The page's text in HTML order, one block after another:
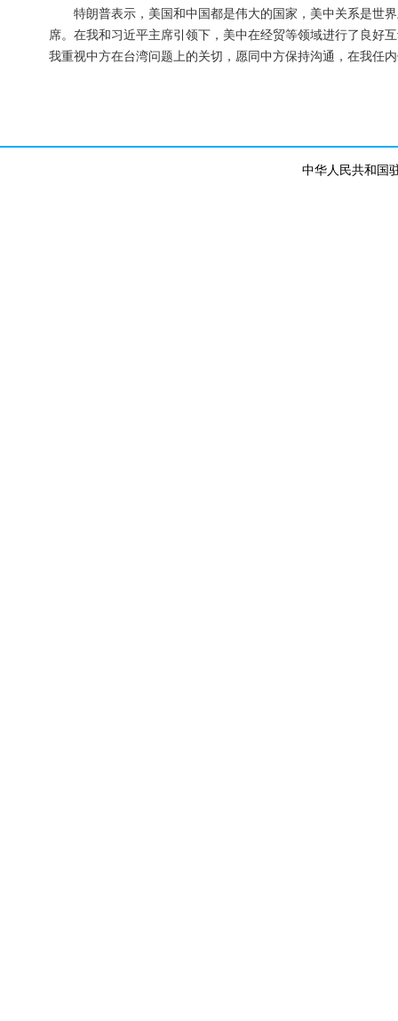
特朗普表示，美国和中国都是伟大的国家，美中关系是世
席。在我和习近平主席引领下，美中在经贸等领域进行了良好
我重视中方在台湾问题上的关切，愿同中方保持沟通，在我任
中华人民共和国